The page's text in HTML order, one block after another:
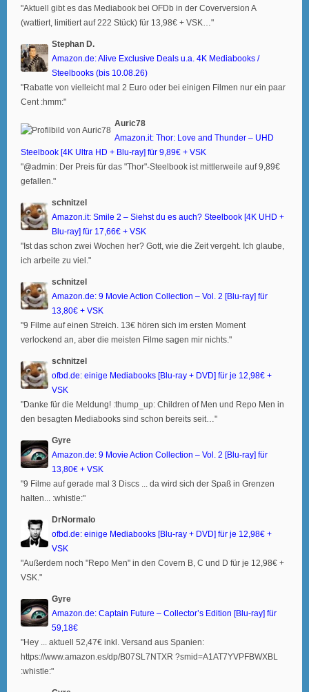
"Aktuell gibt es das Mediabook bei OFDb in der Coverversion A
(wattiert, limitiert auf 222 Stück) für 13,98€ + VSK…"
Stephan D.
Amazon.de: Alive Exclusive Deals u.a. 4K Mediabooks /
Steelbooks (bis 10.08.26)
"Rabatte von vielleicht mal 2 Euro oder bei einigen Filmen nur ein paar
Cent :hmm:"
Auric78
Amazon.it: Thor: Love and Thunder – UHD
Steelbook [4K Ultra HD + Blu-ray] für 9,89€ + VSK
"@admin: Der Preis für das "Thor"-Steelbook ist mittlerweile auf 9,89€
gefallen."
schnitzel
Amazon.it: Smile 2 – Siehst du es auch? Steelbook [4K UHD +
Blu-ray] für 17,66€ + VSK
"Ist das schon zwei Wochen her? Gott, wie die Zeit vergeht. Ich glaube,
ich arbeite zu viel."
schnitzel
Amazon.de: 9 Movie Action Collection – Vol. 2 [Blu-ray] für
13,80€ + VSK
"9 Filme auf einen Streich. 13€ hören sich im ersten Moment
verlockend an, aber die meisten Filme sagen mir nichts."
schnitzel
ofbd.de: einige Mediabooks [Blu-ray + DVD] für je 12,98€ +
VSK
"Danke für die Meldung! :thump_up: Children of Men und Repo Men in
den besagten Mediabooks sind schon bereits seit…"
Gyre
Amazon.de: 9 Movie Action Collection – Vol. 2 [Blu-ray] für
13,80€ + VSK
"9 Filme auf gerade mal 3 Discs ... da wird sich der Spaß in Grenzen
halten... :whistle:"
DrNormalo
ofbd.de: einige Mediabooks [Blu-ray + DVD] für je 12,98€ +
VSK
"Außerdem noch "Repo Men" in den Covern B, C und D für je 12,98€ +
VSK."
Gyre
Amazon.de: Captain Future – Collector’s Edition [Blu-ray] für
59,18€
"Hey ... aktuell 52,47€ inkl. Versand aus Spanien:
https://www.amazon.es/dp/B07SL7NTXR ?smid=A1AT7YVPFBWXBL
:whistle:"